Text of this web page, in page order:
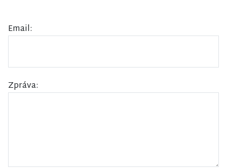
Email:
Zpráva: